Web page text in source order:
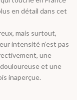
en détail dans cet
mais surtout,
intensité n’est pas
une
et une
inaperçue.